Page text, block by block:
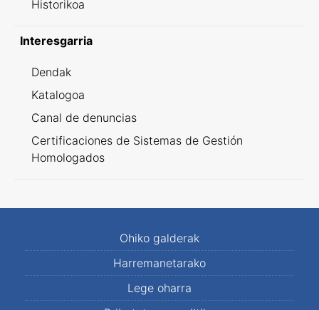
Historikoa
Interesgarria
Dendak
Katalogoa
Canal de denuncias
Certificaciones de Sistemas de Gestión
Homologados
Ohiko galderak
Harremanetarako
Lege oharra